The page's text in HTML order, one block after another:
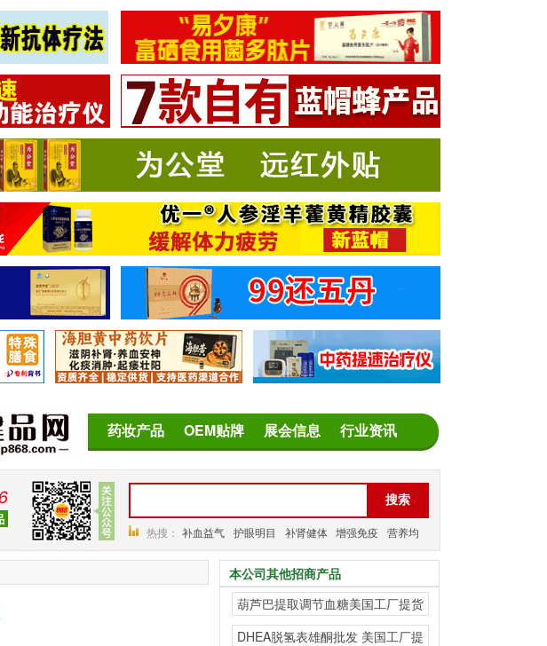
药妆产品 OEM贴牌 展会信息 行业资讯
热搜： 补血益气 护眼明目 补肾健体 增强免疫
营养均
衡 减缓疲劳
本公司其他招商产品
葫芦巴提取调节血糖美国工厂提货
溯源 跨境代工
DHEA脱氢表雄酮批发 美国工厂提